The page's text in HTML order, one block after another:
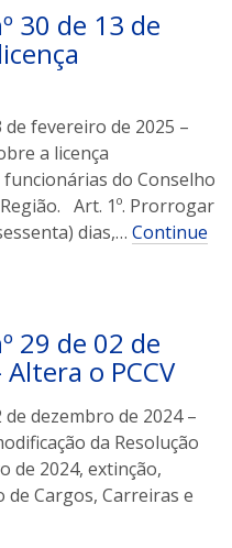
30 de 13 de
de fevereiro de 2025 –
a licença
do Conselho
Art. 1º. Prorrogar
dias,… Continue
29 de 02 de
o PCCV
de dezembro de 2024 –
da Resolução
de 2024, extinção,
de Cargos, Carreiras e